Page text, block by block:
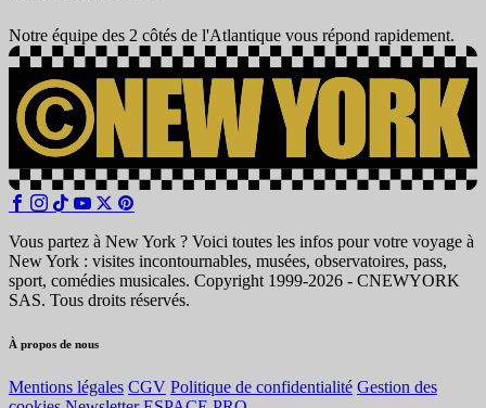
Notre équipe des 2 côtés de l'Atlantique vous répond rapidement.
Vous partez à New York ? Voici toutes les infos pour votre voyage à
New York : visites incontournables, musées, observatoires, pass,
sport, comédies musicales. Copyright 1999-2026 - CNEWYORK
SAS. Tous droits réservés.
À propos de nous
Mentions légales CGV Politique de confidentialité Gestion des